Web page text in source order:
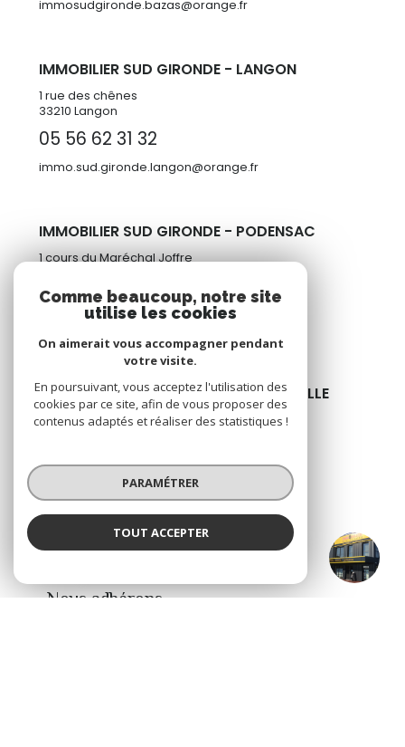
IMMOBILIER SUD GIRONDE - Langon
immosudgironde.bazas@orange.fr
IMMOBILIER SUD GIRONDE - LANGON
1 rue des chênes
33210 Langon
05 56 62 31 32
immo.sud.gironde.langon@orange.fr
IMMOBILIER SUD GIRONDE - PODENSAC
1 cours du Maréchal Joffre
05 57 98 77 95
IMMOBILIER SUD GIRONDE - CENTRE VILLE
22 place du Générale De Gaulle
05 57 98 65 52
immo.sud.gironde@orange.fr
Nous adhérons
Comme beaucoup, notre site
utilise les cookies
On aimerait vous accompagner pendant
votre visite.
En poursuivant, vous acceptez l'utilisation des
cookies par ce site, afin de vous proposer des
contenus adaptés et réaliser des statistiques !
PARAMÉTRER
TOUT ACCEPTER